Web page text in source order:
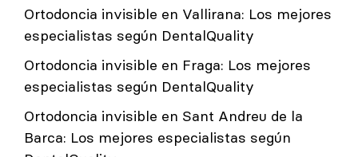
Ortodoncia invisible en Vallirana: Los mejores
especialistas según DentalQuality
Ortodoncia invisible en Fraga: Los mejores
especialistas según DentalQuality
Ortodoncia invisible en Sant Andreu de la
Barca: Los mejores especialistas según